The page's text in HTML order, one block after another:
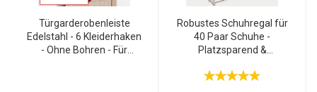
Türgarderobenleiste
Edelstahl - 6 Kleiderhaken
- Ohne Bohren - Für
Robustes Schuhregal für
40 Paar Schuhe -
Platzsparend &
Eingang/Garderobe -